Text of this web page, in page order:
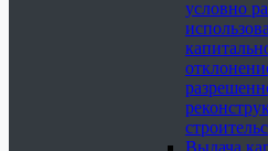
условно
Выдача